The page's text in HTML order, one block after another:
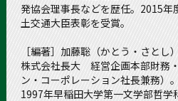
発協会理事長などを歴任。2015
土交通大臣表彰を受賞。
［編著］加藤聡（かとう・さとし）
株式会社長大 経営企画本部財務
ン・コーポレーション社長兼務）
1997年早稲田大学第一文学部哲